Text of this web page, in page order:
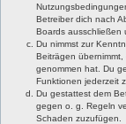
Betreiber dich nach
Boards ausschließen
Du nimmst zur
Beiträgen
genommen hat. Du
Funktionen jederzeit
Du gestattest dem
gegen o. g. Regeln
Schaden zuzufügen.